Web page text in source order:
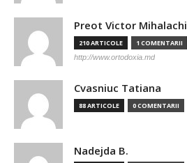
Preot Victor Mihalachi
210 ARTICOLE 1 COMENTARII
http://www.ortodoxia.md
Cvasniuc Tatiana
88 ARTICOLE 0 COMENTARII
Nadejda B.